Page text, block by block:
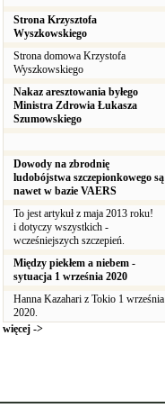
Strona Krzysztofa
Wyszkowskiego
Strona domowa Krzystofa
Wyszkowskiego
Nakaz aresztowania byłego
Ministra Zdrowia Łukasza
Szumowskiego
Dowody na zbrodnię
ludobójstwa szczepionkowego są
nawet w bazie VAERS
To jest artykuł z maja 2013 roku!
i dotyczy wszystkich -
wcześniejszych szczepień.
Między piekłem a niebem -
sytuacja 1 września 2020
Hanna Kazahari z Tokio 1 września
2020.
więcej ->